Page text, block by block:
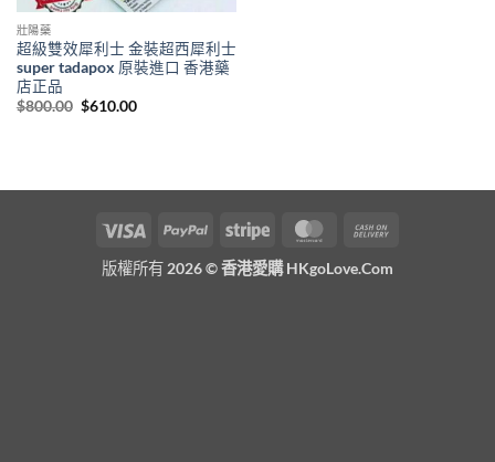
壯陽藥
超級雙效犀利士 金裝超西犀利士
super tadapox 原裝進口 香港藥
店正品
$800.00 Original
$610.00Current
Visa PayPal Stripe MasterCard
版權所有 2026 ©香港愛購 HKgoLove.Com